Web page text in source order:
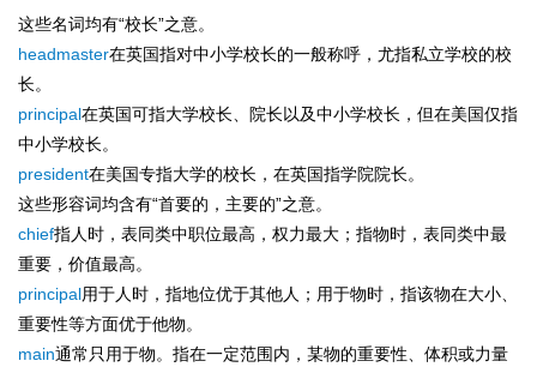
这些名词均有“校长”之意。
headmaster在英国指对中小学校长的一般称呼，尤指私立学校的校
长。
principal在英国可指大学校长、院长以及中小学校长，但在美国仅指
中小学校长。
president在美国专指大学的校长，在英国指学院院长。
这些形容词均含有“首要的，主要的”之意。
chief指人时，表同类中职位最高，权力最大；指物时，表同类中最
重要，价值最高。
principal用于人时，指地位优于其他人；用于物时，指该物在大小、
重要性等方面优于他物。
main通常只用于物。指在一定范围内，某物的重要性、体积或力量